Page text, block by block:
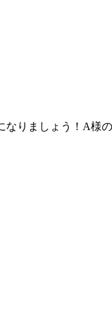
りましょう！A